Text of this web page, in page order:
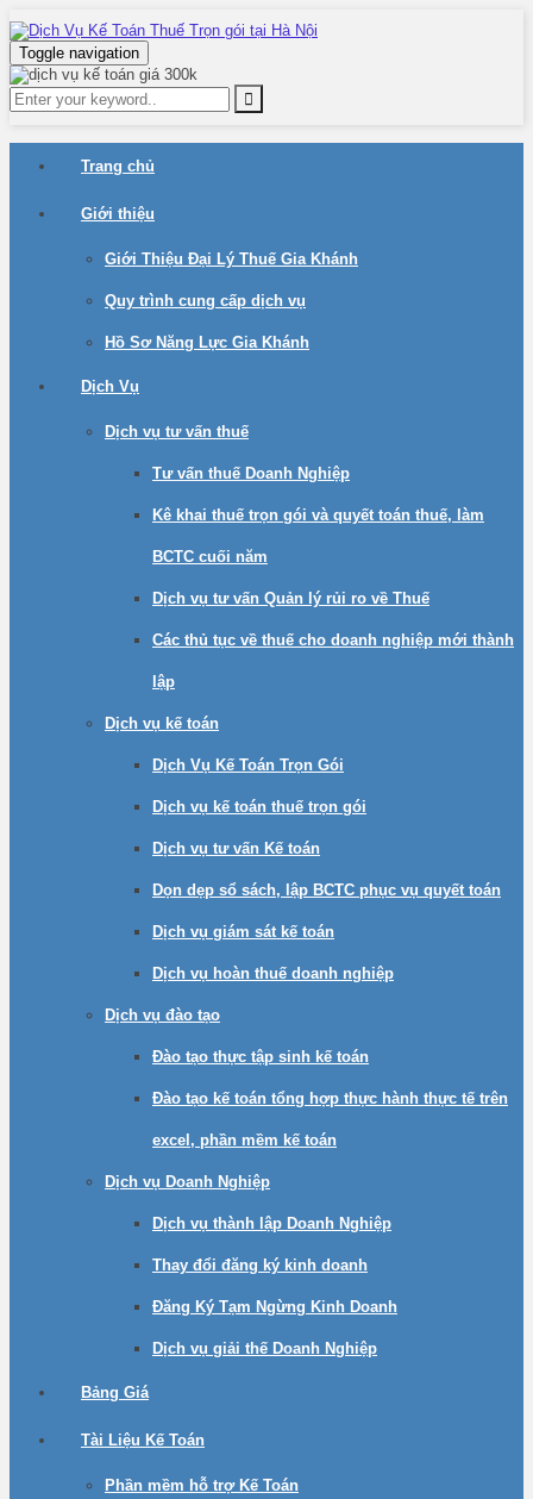
Toggle navigation
Trang chủ
Giới thiệu
Giới Thiệu Đại Lý Thuế Gia Khánh
Quy trình cung cấp dịch vụ
Hồ Sơ Năng Lực Gia Khánh
Dịch Vụ
Dịch vụ tư vấn thuế
Tư vấn thuế Doanh Nghiệp
Kê khai thuế trọn gói và quyết toán thuế, làm
BCTC cuối năm
Dịch vụ tư vấn Quản lý rủi ro về Thuế
Các thủ tục về thuế cho doanh nghiệp mới thành
lập
Dịch vụ kế toán
Dịch Vụ Kế Toán Trọn Gói
Dịch vụ kế toán thuế trọn gói
Dịch vụ tư vấn Kế toán
Dọn dẹp sổ sách, lập BCTC phục vụ quyết toán
Dịch vụ giám sát kế toán
Dịch vụ hoàn thuế doanh nghiệp
Dịch vụ đào tạo
Đào tạo thực tập sinh kế toán
Đào tạo kế toán tổng hợp thực hành thực tế trên
excel, phần mềm kế toán
Dịch vụ Doanh Nghiệp
Dịch vụ thành lập Doanh Nghiệp
Thay đổi đăng ký kinh doanh
Đăng Ký Tạm Ngừng Kinh Doanh
Dịch vụ giải thế Doanh Nghiệp
Bảng Giá
Tài Liệu Kế Toán
Phần mềm hỗ trợ Kế Toán